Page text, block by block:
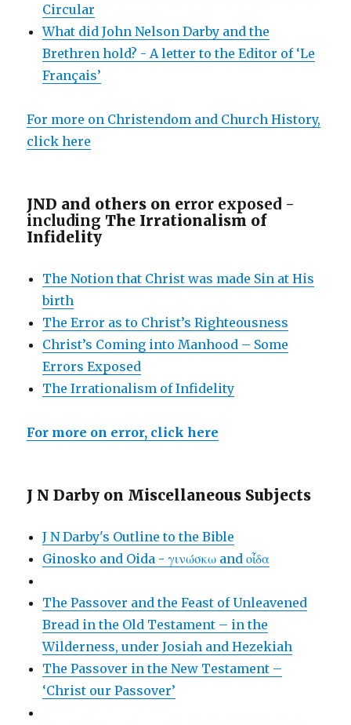
Circular
What did John Nelson Darby and the
Brethren hold? - A letter to the Editor of ‘Le
Français’
For more on Christendom and Church History,
click here
JND and others on error exposed -
including The Irrationalism of
Infidelity
The Notion that Christ was made Sin at His
birth
The Error as to Christ’s Righteousness
Christ’s Coming into Manhood – Some
Errors Exposed
The Irrationalism of Infidelity
For more on error, click here
J N Darby on Miscellaneous Subjects
J N Darby's Outline to the Bible
Ginosko and Oida - γινώσκω and οἶδα
The Passover and the Feast of Unleavened
Bread in the Old Testament – in the
Wilderness, under Josiah and Hezekiah
The Passover in the New Testament –
‘Christ our Passover’